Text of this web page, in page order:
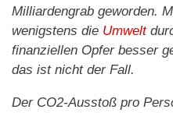
Milliardengrab geworden.
wenigstens die Umwelt
finanziellen Opfer besser
das ist nicht der Fall.
Der CO2-Ausstoß pro